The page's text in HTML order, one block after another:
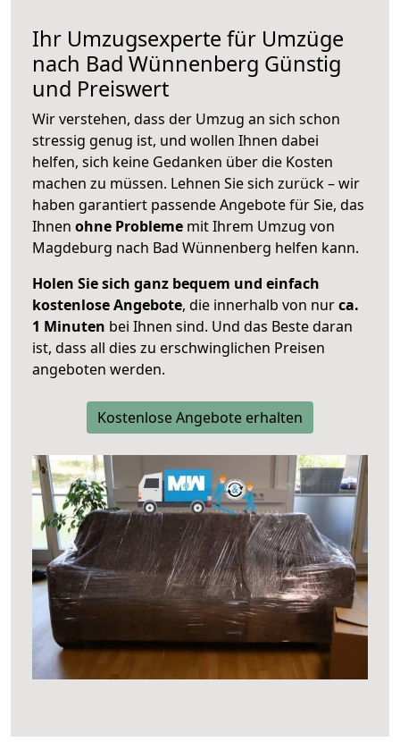
Ihr Umzugsexperte für Umzüge
nach Bad Wünnenberg Günstig
und Preiswert
Wir verstehen, dass der Umzug an sich schon
stressig genug ist, und wollen Ihnen dabei
helfen, sich keine Gedanken über die Kosten
machen zu müssen. Lehnen Sie sich zurück – wir
haben garantiert passende Angebote für Sie, das
Ihnen ohne Probleme mit Ihrem Umzug von
Magdeburg nach Bad Wünnenberg helfen kann.
Holen Sie sich ganz bequem und einfach
kostenlose Angebote, die innerhalb von nurca.
1 Minuten bei Ihnen sind. Und das Beste daran
ist, dass all dies zu erschwinglichen Preisen
angeboten werden.
Kostenlose Angebote erhalten